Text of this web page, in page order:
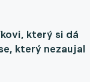
který si dá
který nezaujal